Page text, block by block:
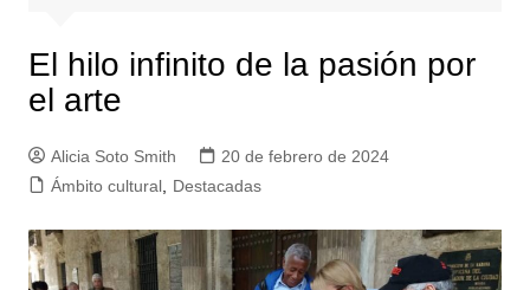
El hilo infinito de la pasión por
el arte
Alicia Soto Smith
20 de febrero de 2024
Ámbito cultural, Destacadas